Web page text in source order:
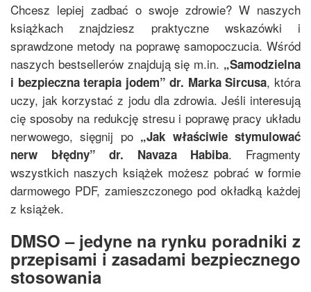
Chcesz lepiej zadbać o swoje zdrowie? W naszych
książkach znajdziesz praktyczne wskazówki i
sprawdzone metody na poprawę samopoczucia. Wśród
naszych bestsellerów znajdują się m.in. „Samodzielna
i bezpieczna terapia jodem”dr. Marka Sircusa, która
uczy, jak korzystać z jodu dla zdrowia. Jeśli interesują
cię sposoby na redukcję stresu i poprawę pracy układu
nerwowego, sięgnij po „Jak właściwie stymulować
nerw błędny”dr. Navaza Habiba. Fragmenty
wszystkich naszych książek możesz pobrać w formie
darmowego PDF, zamieszczonego pod okładką każdej
z książek.
DMSO – jedyne na rynku poradniki z
przepisami i zasadami bezpiecznego
stosowania